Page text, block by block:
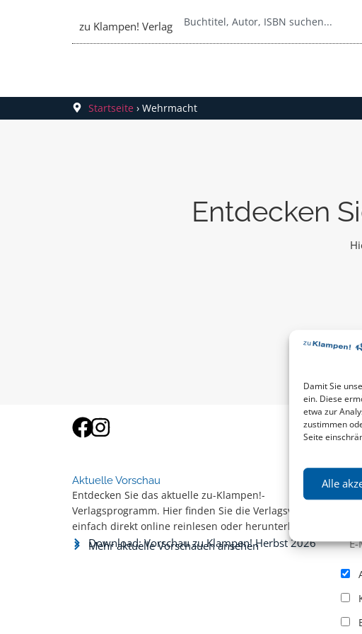
Damit Sie
ein. Diese
etwa zur
zustimmen
Seite
Alle
zu Klampen! Verlag
Startseite › Wehrmacht
Entdecken
Aktuelle Vorschau
Entdecken Sie das aktuelle zu-Klampen!-
Verlagsprogramm. Hier finden Sie die Verlagsvorschau –
einfach direkt online reinlesen oder herunterladen.
Download: Vorschau zu Klampen! Herbst 2026
Mehr aktuelle Vorschauen ansehen